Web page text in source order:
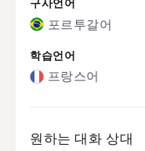
구사언어
포르투갈어
학습언어
프랑스어
원하는 대화 상대